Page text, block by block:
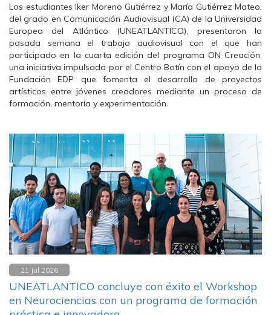
Los estudiantes Iker Moreno Gutiérrez y María Gutiérrez Mateo,
del grado en Comunicación Audiovisual (CA) de la Universidad
Europea del Atlántico (UNEATLANTICO), presentaron la
pasada semana el trabajo audiovisual con el que han
participado en la cuarta edición del programa ON Creación,
una iniciativa impulsada por el Centro Botín con el apoyo de la
Fundación EDP que fomenta el desarrollo de proyectos
artísticos entre jóvenes creadores mediante un proceso de
formación, mentoría y experimentación.
21 Jul 2026
UNEATLANTICO concluye con éxito el Workshop
en Neurociencias con un programa de formación